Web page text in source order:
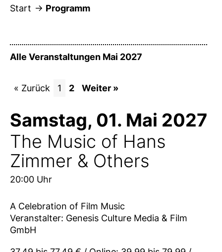
Start Programm
Alle Veranstaltungen Mai 2027
« Zurück 1 2 Weiter »
Samstag, 01. Mai 2027
The Music of Hans
Zimmer & Others
20:00 Uhr
A Celebration of Film Music
Veranstalter: Genesis Culture Media & Film
GmbH